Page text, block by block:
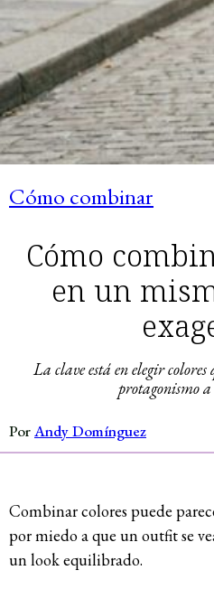
Cómo combinar
Cómo
en un
La clave está en elegir
protagonismo a
PorAndy Domínguez
Combinar colores puede
por miedo a que un outfit se
un look equilibrado.